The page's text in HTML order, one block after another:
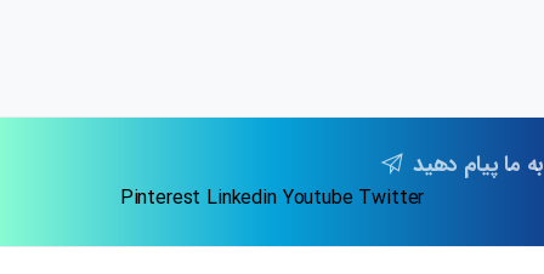
به ما پیام دهید
Twitter
Youtube
Linkedin
Pinterest